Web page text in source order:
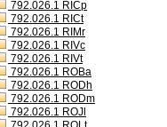
792.026.1 RICp
792.026.1 RICt
792.026.1 RIMr
792.026.1 RIVc
792.026.1 RIVt
792.026.1 ROBa
792.026.1 RODh
792.026.1 RODm
792.026.1 ROJl